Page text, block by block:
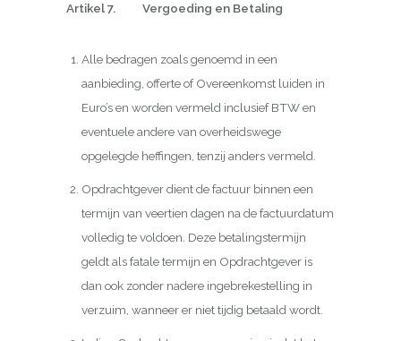
Artikel 7. Vergoeding en Betaling
Alle bedragen zoals genoemd in een
aanbieding, offerte of Overeenkomst luiden in
Euro’s en worden vermeld inclusief BTW en
eventuele andere van overheidswege
opgelegde heffingen, tenzij anders vermeld.
Opdrachtgever dient de factuur binnen een
termijn van veertien dagen na de factuurdatum
volledig te voldoen. Deze betalingstermijn
geldt als fatale termijn en Opdrachtgever is
dan ook zonder nadere ingebrekestelling in
verzuim, wanneer er niet tijdig betaald wordt.